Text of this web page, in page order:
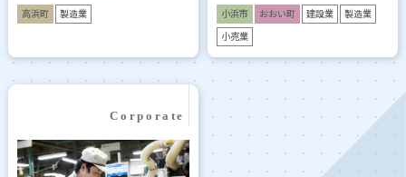
高浜町 製造業 小浜市 おおい町 建設業 製造業
小売業